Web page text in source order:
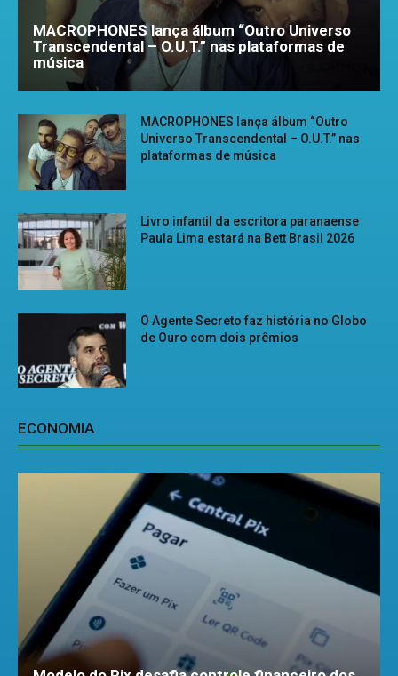
MACROPHONES lança álbum “Outro Universo
Transcendental – O.U.T.” nas plataformas de
música
MACROPHONES lança álbum “Outro
Universo Transcendental – O.U.T.” nas
plataformas de música
Livro infantil da escritora paranaense
Paula Lima estará na Bett Brasil 2026
O Agente Secreto faz história no Globo
de Ouro com dois prêmios
ECONOMIA